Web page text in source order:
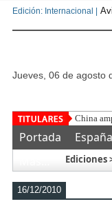
Edición: Internacional |
jueves, 06 de agosto
China
Portada España
Ediciones
16/12/2010